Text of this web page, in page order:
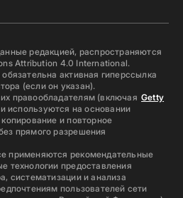
редакцией, распространяются
Attribution 4.0 International.
активная гиперссылка
(если он указан).
правообладателям (включая Getty
используются на основании
и повторное
прямого разрешения
применяются рекомендательные
технологии предоставления
систематизации и анализа
пользователей сети